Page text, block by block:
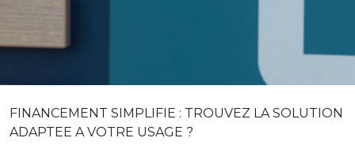
FINANCEMENT SIMPLIFIE : TROUVEZ LA SOLUTION
ADAPTEE A VOTRE USAGE ?